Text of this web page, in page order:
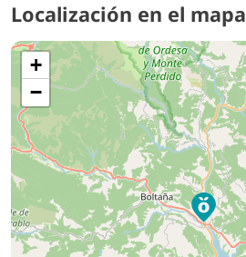
Localización en el mapa
+
−